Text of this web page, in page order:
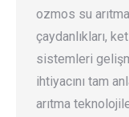
ozmos su
çaydanlıkları,
sistemleri
ihtiyacını tam
arıtma